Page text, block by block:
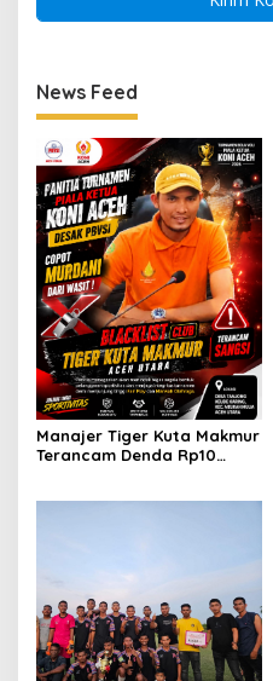
News Feed
Manajer Tiger Kuta Makmur
Terancam Denda Rp10